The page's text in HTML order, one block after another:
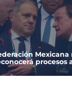
Mexicana
procesos